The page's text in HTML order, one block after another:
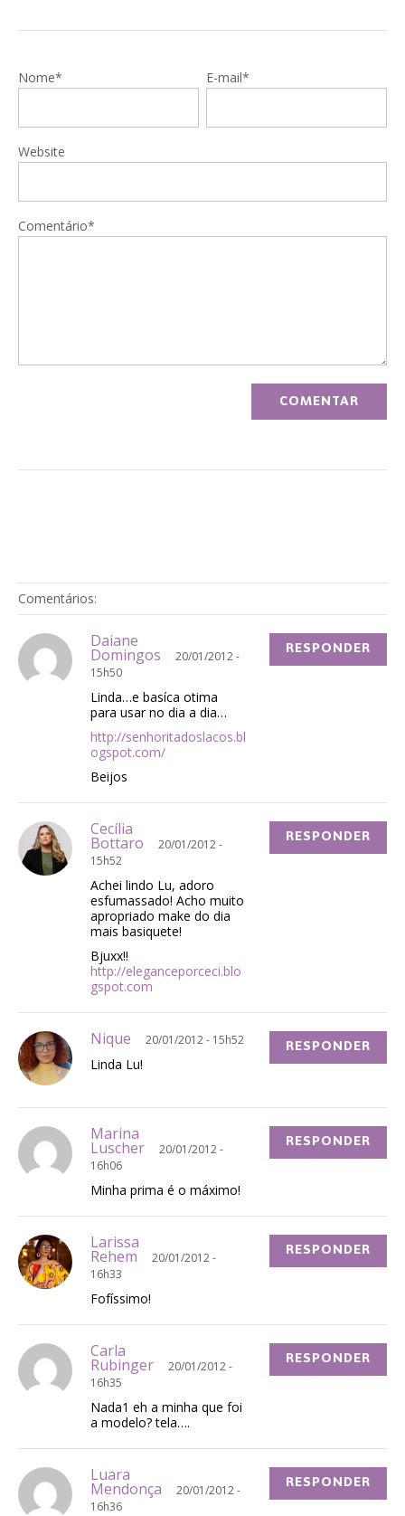
Nome* E-mail*
Website
Comentário*
Comentários:
Daiane
Domingos
20/01/2012 -
15h50
Linda…e basíca otima
para usar no dia a dia…
http://senhoritadoslacos.bl
ogspot.com/
Beijos
RESPONDER
Cecília
Bottaro
20/01/2012 -
15h52
Achei lindo Lu, adoro
esfumassado! Acho muito
apropriado make do dia
mais basiquete!
Bjuxx!!
http://eleganceporceci.blo
gspot.com
RESPONDER
Nique 20/01/2012 - 15h52
Linda Lu!
RESPONDER
Marina
Luscher
20/01/2012 -
16h06
Minha prima é o máximo!
RESPONDER
Larissa
Rehem
20/01/2012 -
16h33
Fofíssimo!
RESPONDER
Carla
Rubinger
20/01/2012 -
16h35
Nada1 eh a minha que foi
a modelo? tela….
RESPONDER
Luara
Mendonça
20/01/2012 -
16h36
RESPONDER